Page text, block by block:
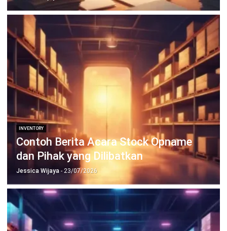
Wajib Dipantau dan Cara Ukurnya
Jessica Wijaya - 29/07/2026
INVENTORY
Contoh Slow Moving Product serta 7
Strategi Pencegahannya
Jessica Wijaya- 04/08/2026